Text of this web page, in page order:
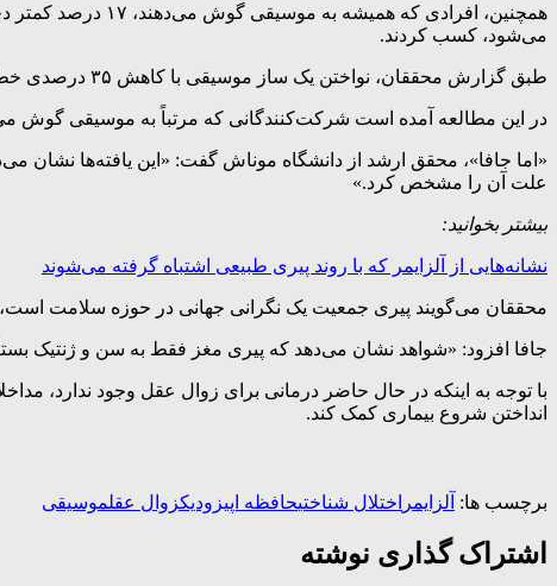
همچنین، افرادی
می‌شود، کسب کردند.
طبق گزارش محققان، نواختن یک ساز موسیقی با کاهش ۳۵ درصدی خطر ابتلاء به زوال عقل مرتبط است.
در این مطالعه آمده است شرکت‌کنندگانی که مرتباً به موسیقی گوش می‌دهند و می‌نوازند، ۳۳ درصد کمتر در معرض خطر ابتلاء به زوال عقل و ۲۲ درصد
«اما جافا»، محقق ارشد از دانشگاه موناش گفت: «این یافته‌ها
علت آن را مشخص کرد.»
بیشتر بخوانید:
نشانه‌هایی از آلزایمر که با روند پیری طبیعی اشتباه گرفته می‌شوند
محققان می‌گویند پیری جمعیت یک نگرانی جهانی در حوزه سلامت
جافا افزود: «شواهد نشان می‌دهد که پیری مغز فقط به سن و ژنتیک
با توجه به اینکه در حال حاضر درمانی برای زوال عقل وجود ندارد،
انداختن شروع بیماری کمک کند.
برچسب ها: آلزایمر اختلال شناختیحافظه اپیزودیکزوال عقلموسیقی
اشتراک گذاری نوشته